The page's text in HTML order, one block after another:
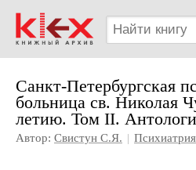
Санкт-Петербургская
больница св. Николая
летию. Том II.
Автор: Свистун С.Я. | Психиатрия